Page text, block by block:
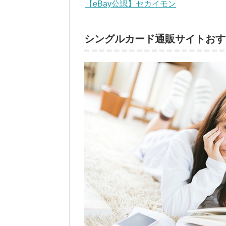
【eBay公認】セカイモン
シングルカード通販サイトお